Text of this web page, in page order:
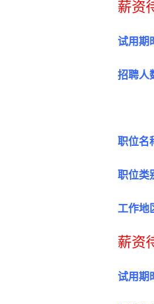
薪资
试用期
招聘人
职位名
职位类
工作地
薪资
试用期